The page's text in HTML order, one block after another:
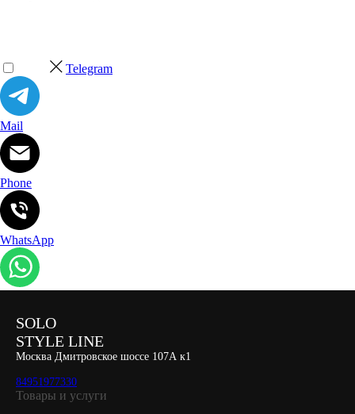
Telegram
Mail
Phone
WhatsApp
SOLO
STYLE LINE
Москва Дмитровское шоссе 107А к1
84951977330
Товары и услуги